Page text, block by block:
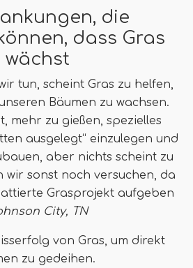
die
dass Gras
wächst
tun, scheint Gras zu helfen,
Bäumen zu wachsen.
mehr zu gießen, spezielles
ausgelegt“ einzulegen und
aber nichts scheint zu
wir sonst noch versuchen, da
Grasprojekt aufgeben
City, TN
von Gras, um direkt
zu gedeihen.